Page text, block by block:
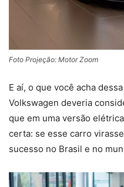
Foto Projeção: Motor Zoom
E aí, o que você acha
Volkswagen deveria
que em uma versão
certa: se esse carro
sucesso no Brasil e no